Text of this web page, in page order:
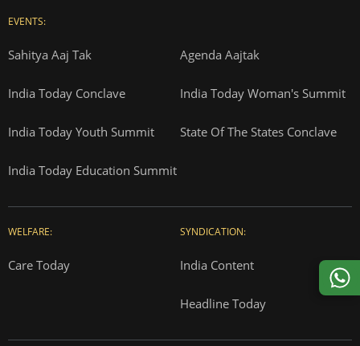
EVENTS:
Sahitya Aaj Tak Agenda Aajtak
India Today Conclave India Today Woman's Summit
India Today Youth Summit State Of The States Conclave
India Today Education Summit
WELFARE:
Care Today
SYNDICATION:
India Content
Headline Today